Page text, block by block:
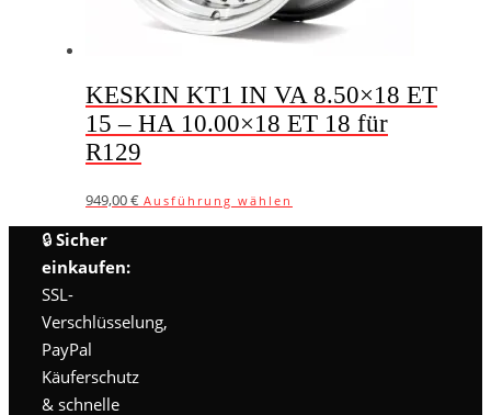
KESKIN KT1 IN VA 8.50×18 ET
15 – HA 10.00×18 ET 18 für
R129
949,00€ Ausführung wählen
🔒 Sicher
einkaufen:
SSL-
Verschlüsselung,
PayPal
Käuferschutz
& schnelle